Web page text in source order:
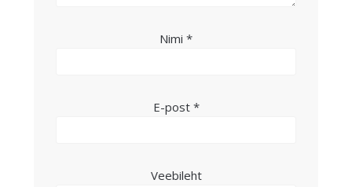
Nimi *
E-post *
Veebileht